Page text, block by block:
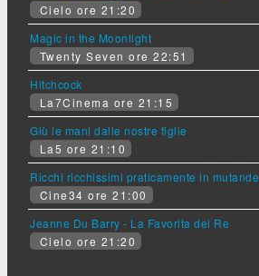
Cielo ore 21:20
Magic in the Moonlight
Twenty Seven ore 22:51
Hitchcock
La7Cinema ore 21:15
Giù le mani dalle nostre figlie
La5 ore 21:10
Ricchi ricchissimi praticamente in mutande
Cine34 ore 21:00
Jeanne Du Barry - La Favorita del Re
Cielo ore 21:20